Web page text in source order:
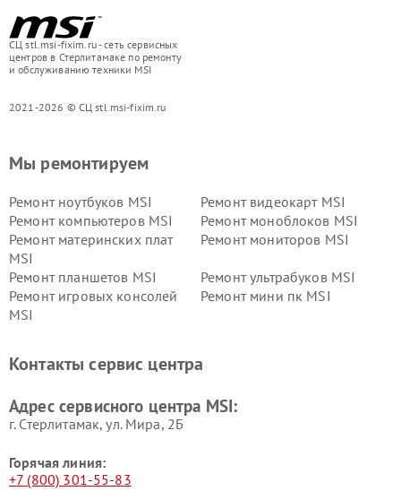
СЦ stl.msi-fixim.ru - сеть сервисных
центров в Стерлитамаке по ремонту
и обслуживанию техники MSI
2021-2026 © СЦ stl.msi-fixim.ru
Мы ремонтируем
Ремонт ноутбуков MSI
Ремонт видеокарт MSI
Ремонт компьютеров MSI
Ремонт моноблоков MSI
Ремонт материнских плат
MSI
Ремонт мониторов MSI
Ремонт планшетов MSI
Ремонт ультрабуков MSI
Ремонт игровых консолей
MSI
Ремонт мини пк MSI
Контакты сервис центра
Адрес сервисного центра MSI:
г. Стерлитамак, ул. Мира, 2Б
Горячая линия:
+7 (800) 301-55-83